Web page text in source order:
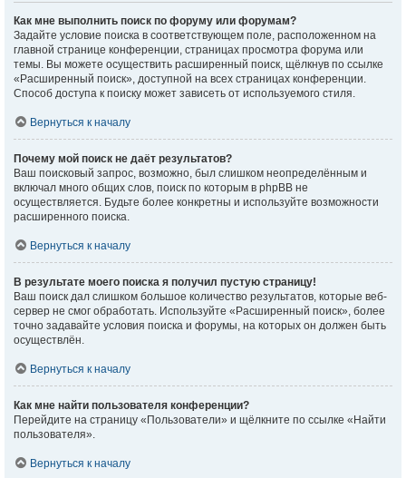
Как мне выполнить поиск по форуму или форумам?
Задайте условие поиска в соответствующем поле, расположенном на
главной странице конференции, страницах просмотра форума или
темы. Вы можете осуществить расширенный поиск, щёлкнув по ссылке
«Расширенный поиск», доступной на всех страницах конференции.
Способ доступа к поиску может зависеть от используемого стиля.
Вернуться к началу
Почему мой поиск не даёт результатов?
Ваш поисковый запрос, возможно, был слишком неопределённым и
включал много общих слов, поиск по которым в phpBB не
осуществляется. Будьте более конкретны и используйте возможности
расширенного поиска.
Вернуться к началу
В результате моего поиска я получил пустую страницу!
Ваш поиск дал слишком большое количество результатов, которые веб-
сервер не смог обработать. Используйте «Расширенный поиск», более
точно задавайте условия поиска и форумы, на которых он должен быть
осуществлён.
Вернуться к началу
Как мне найти пользователя конференции?
Перейдите на страницу «Пользователи» и щёлкните по ссылке «Найти
пользователя».
Вернуться к началу